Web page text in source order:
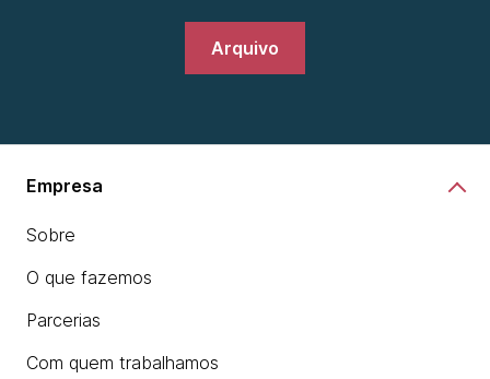
Arquivo
Empresa
Sobre
O que fazemos
Parcerias
Com quem trabalhamos